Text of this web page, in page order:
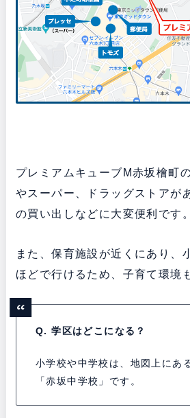
プレミアムキューブM赤坂檜町
やスーパー、ドラッグストアが
の買い出しなどに大変便利です。
また、保育施設が近くにあり、
ほどで行けるため、子育て環境
Q. 学区はどこになる？
小学校や中学校は、地図上にあ
「赤坂中学校」です。